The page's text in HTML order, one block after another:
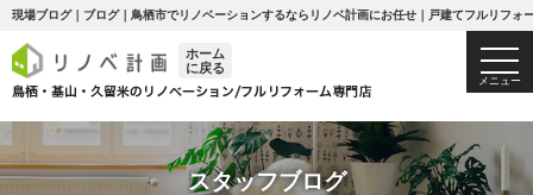
現場ブログ｜ブログ｜鳥栖市でリノベーションするならリノベ計画にお任せ｜戸建てフルリフォ
ホーム
に戻る
メニュー
スタッフブログ